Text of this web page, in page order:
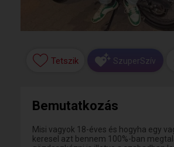
Tetszik SzuperSzív
Bemutatkozás
Misi vagyok 18-éves és hogyha egy
keresel azt bennem 100%-ban